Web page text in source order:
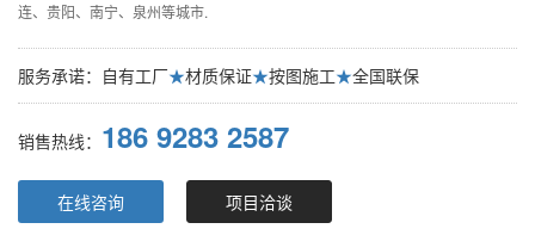
连、贵阳、南宁、泉州等城市.
服务承诺：自有工厂★材质保证★按图施工★全国联保
销售热线： 186 9283 2587
在线咨询 项目洽谈